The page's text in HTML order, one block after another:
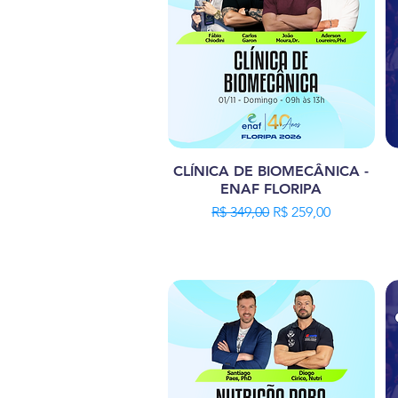
CLÍNICA DE BIOMECÂNICA -
ENAF FLORIPA
Preço normal
R$ 349,00 Preço promocional
R$ 259,00